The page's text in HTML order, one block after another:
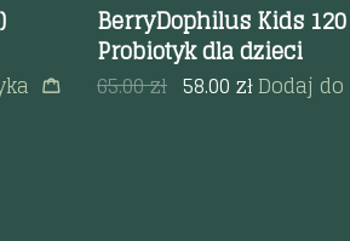
BerryDophilus Kids
Probiotyk dla dzieci
65.00zł 58.00 złDodaj